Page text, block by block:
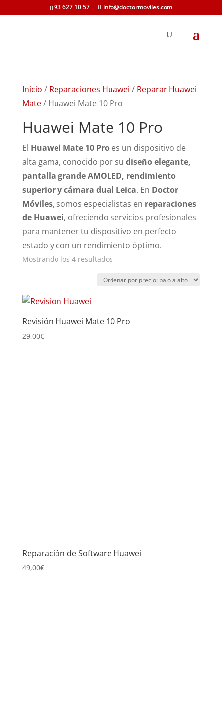
93 627 10 57 info@doctormoviles.com
Inicio / Reparaciones Huawei / Reparar Huawei
Mate/ Huawei Mate 10 Pro
Huawei Mate 10 Pro
El Huawei Mate 10 Proes un dispositivo de
alta gama, conocido por su diseño elegante,
pantalla grande AMOLED, rendimiento
superior y cámara dual Leica. En Doctor
Móviles, somos especialistas en reparaciones
de Huawei, ofreciendo servicios profesionales
para mantener tu dispositivo en perfecto
estado y con un rendimiento óptimo.
Mostrando los 4 resultadosOrdenado
precio:
Revisión Huawei Mate 10 Pro
29,00€
Reparación de Software Huawei
49,00€